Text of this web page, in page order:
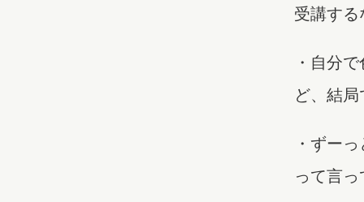
受講す
・自分
ど、結
・ずー
って言